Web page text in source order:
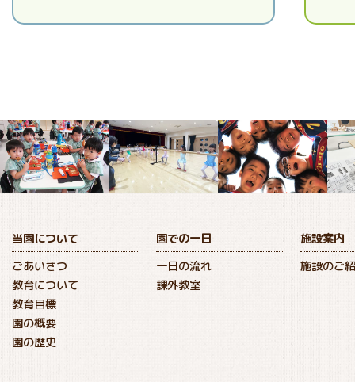
当園について
ごあいさつ
教育について
教育目標
園の概要
園の歴史
園での一日
一日の流れ
課外教室
施設案内
施設のご